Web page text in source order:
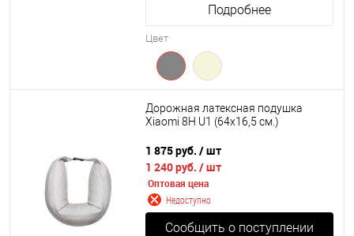
Подробнее
Цвет
Дорожная латексная подушка
Xiaomi 8H U1 (64х16,5 см.)
1 875 руб. / шт
1 240 руб. / шт
Оптовая цена
Недоступно
Сообщить о поступлении